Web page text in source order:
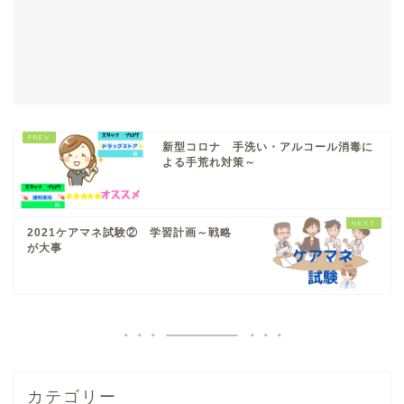
新型コロナ 手洗い・アルコール消毒に
よる手荒れ対策～
2021ケアマネ試験② 学習計画～戦略
が大事
カテゴリー